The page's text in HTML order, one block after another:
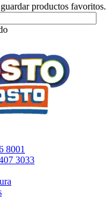
productos favoritos.
8001
3033